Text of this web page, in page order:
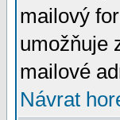
mailový
umožňuje
mailové
Návrat